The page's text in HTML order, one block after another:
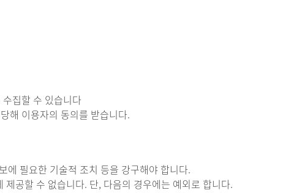
집할 수 있습니다
해 이용자의 동의를 받습니다.
에 필요한 기술적 조치 등을 강구해야 합니다.
공할 수 없습니다. 단, 다음의 경우에는 예외로 합니다.